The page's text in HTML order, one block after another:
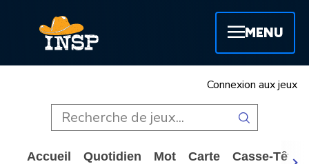
MENU
Connexion aux jeux
Accueil Quotidien Mot Carte Casse-Tête